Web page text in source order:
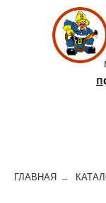
п
ГЛАВНАЯ →